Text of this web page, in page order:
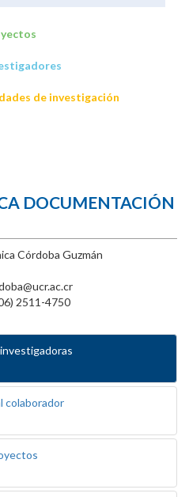
de investigación
DOCUMENTACIÓN
Córdoba Guzmán
2511-4750
colaborador